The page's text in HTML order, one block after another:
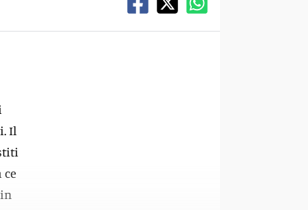
Il
ce